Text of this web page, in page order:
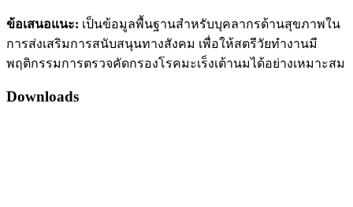
ข้อเสนอแนะ: เป็นข้อมูลพื้นฐานสำหรับบุคลากรด้านสุขภาพใน
การส่งเสริมการสนับสนุนทางสังคม เพื่อให้สตรีวัยทำงานมี
พฤติกรรมการตรวจคัดกรองโรคมะเร็งเต้านมได้อย่างเหมาะสม
Downloads